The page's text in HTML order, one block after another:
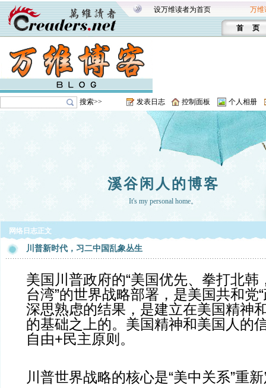
设万维读者为首页 万维
首 页
搜索>> 发表日志 控制面板 个人相册
溪谷闲人的博客
It's my personal home。
网络日志正文
川普新时代，习二中国乱象丛生
美国川普政府的“美国优先、拳打北韩
台湾”的世界战略部署，是美国共和党
深思熟虑的结果，是建立在美国精神
的基础之上的。美国精神和美国人的
自由+民主原则。
川普世界战略的核心是“美中关系”重